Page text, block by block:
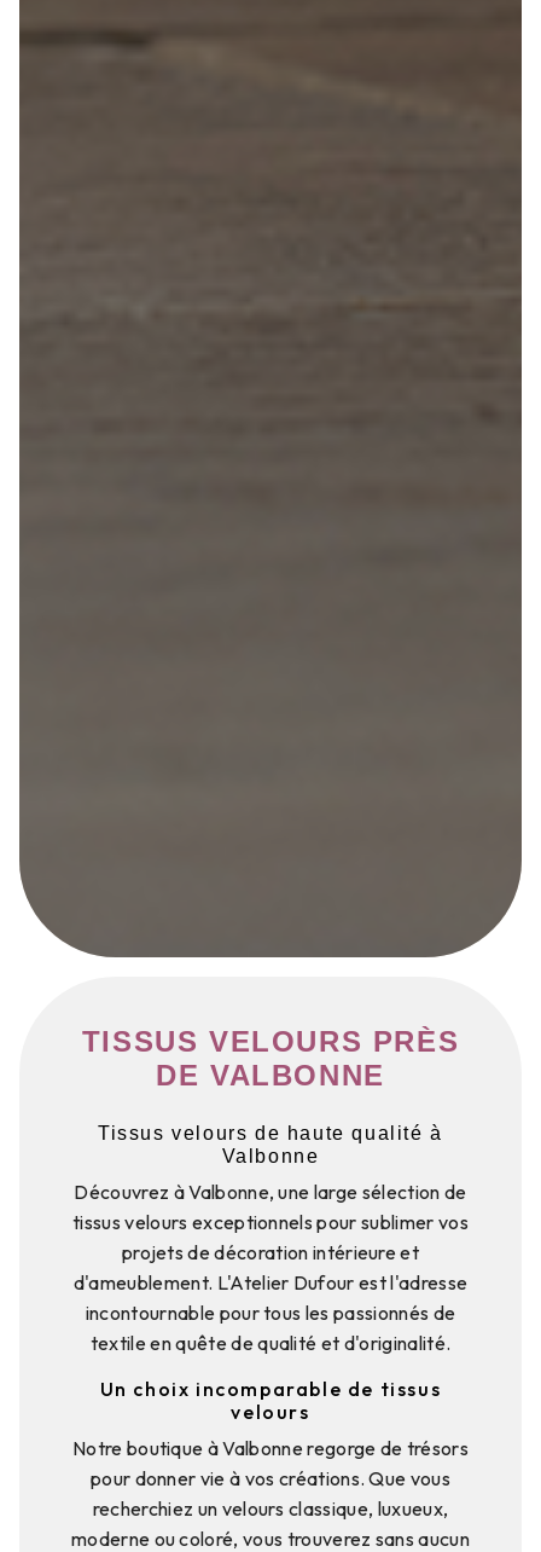
TISSUS VELOURS PRÈS
DE VALBONNE
Tissus velours de haute qualité à
Valbonne
Découvrez à Valbonne, une large sélection de
tissus velours exceptionnels pour sublimer vos
projets de décoration intérieure et
d'ameublement. L'Atelier Dufour est l'adresse
incontournable pour tous les passionnés de
textile en quête de qualité et d'originalité.
Un choix incomparable de tissus
velours
Notre boutique à Valbonne regorge de trésors
pour donner vie à vos créations. Que vous
recherchiez un velours classique, luxueux,
moderne ou coloré, vous trouverez sans aucun